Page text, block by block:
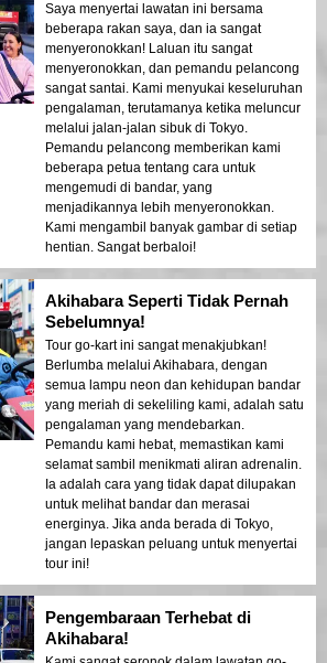
Saya menyertai lawatan ini bersama
beberapa rakan saya, dan ia sangat
menyeronokkan! Laluan itu sangat
menyeronokkan, dan pemandu pelancong
sangat santai. Kami menyukai keseluruhan
pengalaman, terutamanya ketika meluncur
melalui jalan-jalan sibuk di Tokyo.
Pemandu pelancong memberikan kami
beberapa petua tentang cara untuk
mengemudi di bandar, yang
menjadikannya lebih menyeronokkan.
Kami mengambil banyak gambar di setiap
hentian. Sangat berbaloi!
Akihabara Seperti Tidak Pernah
Sebelumnya!
Tour go-kart ini sangat menakjubkan!
Berlumba melalui Akihabara, dengan
semua lampu neon dan kehidupan bandar
yang meriah di sekeliling kami, adalah satu
pengalaman yang mendebarkan.
Pemandu kami hebat, memastikan kami
selamat sambil menikmati aliran adrenalin.
Ia adalah cara yang tidak dapat dilupakan
untuk melihat bandar dan merasai
energinya. Jika anda berada di Tokyo,
jangan lepaskan peluang untuk menyertai
tour ini!
Pengembaraan Terhebat di
Akihabara!